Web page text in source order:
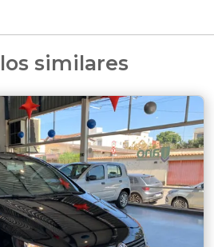
similares